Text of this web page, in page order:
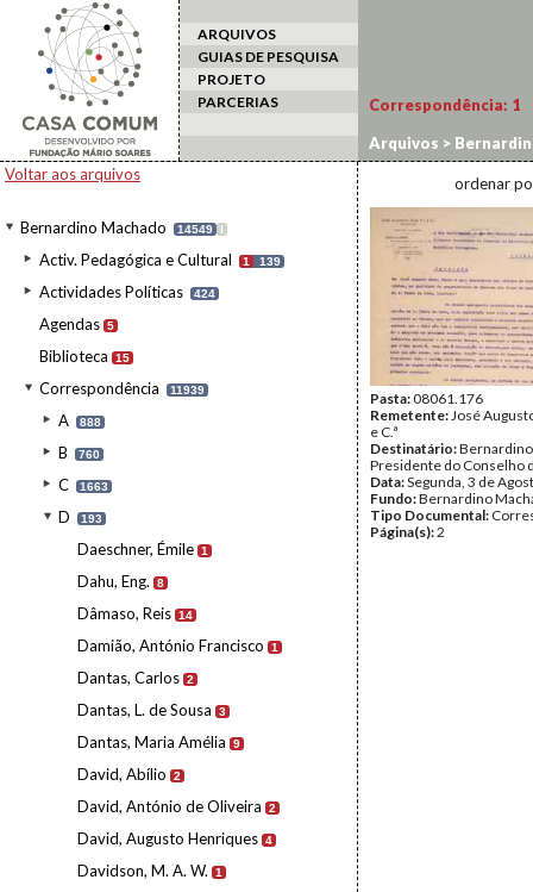
ARQUIVOS
GUIAS DE PESQUISA
PROJETO
PARCERIAS
Voltar aos arquivos
Bernardino Machado 14549 I
Activ. Pedagógica e Cultural 1 139
Actividades Políticas 424
Agendas 5
Biblioteca 15
Correspondência 11939
A 888
B 760
C 1663
D 193
Daeschner, Émile 1
Dahu, Eng. 8
Dâmaso, Reis 14
Damião, António Francisco 1
Dantas, Carlos 2
Dantas, L. de Sousa 3
Dantas, Maria Amélia 9
David, Abílio 2
David, António de Oliveira 2
David, Augusto Henriques 4
Davidson, M. A. W. 1
Correspondência: 1
Arquivos >
ordenar
Pasta:08061.176
Remetente:José
e C.ª
Destinatário:
Presidente do Conselho
Data:Segunda, 3 de
Fundo:Bernardino
Tipo Documental:
Página(s):2